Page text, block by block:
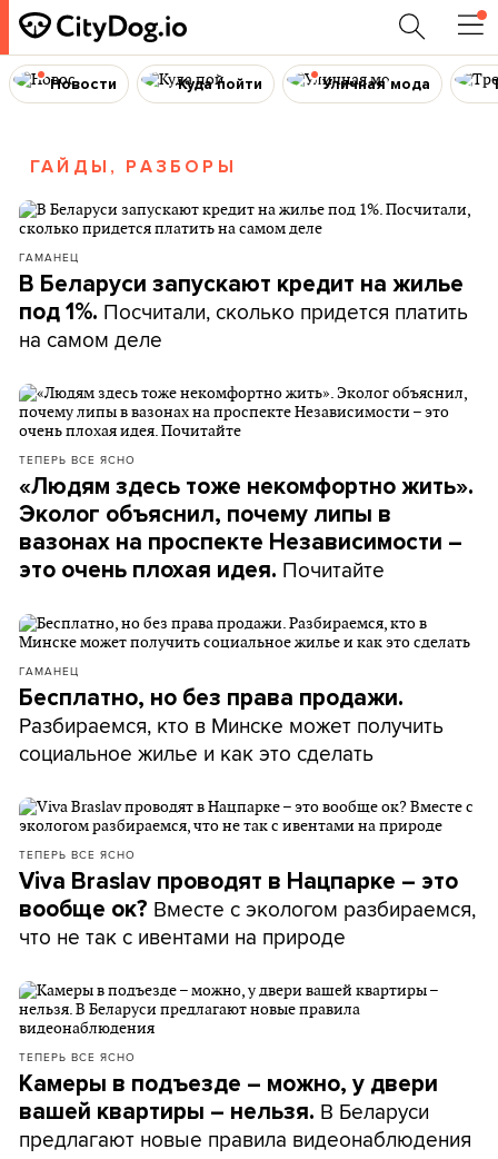
Новости Куда пойти Уличная мода
ГАЙДЫ, РАЗБОРЫ
ГАМАНЕЦ
В Беларуси запускают кредит на жилье
под 1%. Посчитали, сколько придется платить
на самом деле
ТЕПЕРЬ ВСЕ ЯСНО
«Людям здесь тоже некомфортно жить».
Эколог объяснил, почему липы в
вазонах на проспекте Независимости –
это очень плохая идея. Почитайте
ГАМАНЕЦ
Бесплатно, но без права продажи.
Разбираемся, кто в Минске может получить
социальное жилье и как это сделать
ТЕПЕРЬ ВСЕ ЯСНО
Viva Braslav проводят в Нацпарке – это
вообще ок? Вместе с экологом разбираемся,
что не так с ивентами на природе
ТЕПЕРЬ ВСЕ ЯСНО
Камеры в подъезде – можно, у двери
вашей квартиры – нельзя. В Беларуси
предлагают новые правила видеонаблюдения